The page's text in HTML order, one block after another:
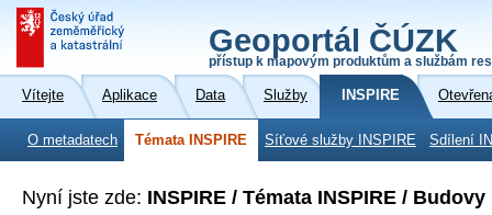
Geoportál ČÚZK
přístup k mapovým produktům a službám
Vítejte Aplikace Data Služby INSPIRE
O metadatech Témata INSPIRE Síťové služby INSPIRE Sdílení
Nyní jste zde: INSPIRE / Témata INSPIRE / Budovy